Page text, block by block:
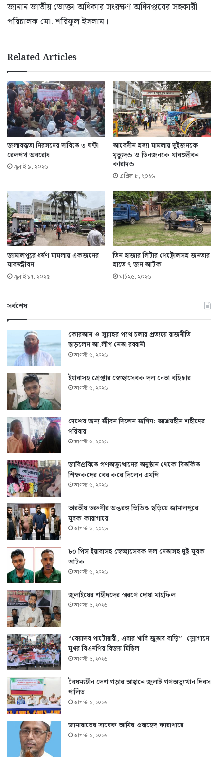
জানান জাতীয় ভোক্তা অধিকার সংরক্ষণ অধিদপ্তরের সহকারী
পরিচালক মো: শরিফুল ইসলাম।
Related Articles
জলাবদ্ধতা নিরসনের দাবিতে ৩ ঘন্টা
রেলপথ অবরোধ
জুলাই ৯, ২০২৬
আবেদীন হত্যা মামলায় দুইজনকে
মৃত্যুদন্ড ও তিনজনকে যাবজ্জীবন
কারাদন্ড
এপ্রিল ৮, ২০২৬
জামালপুরে ধর্ষণ মামলায় একজনের
যাবজ্জীবন
জুলাই ১৭, ২০২৫
তিন হাজার লিটার পেট্রোলসহ জনতার
হাতে ৭ জন আটক
মার্চ ২৫, ২০২৬
সর্বশেষ
কোরআন ও সুন্নাহর পথে চলার প্রত্যয়ে রাজনীতি
ছাড়লেন আ.লীগ নেতা রব্বানী
আগস্ট ৬, ২০২৬
ইয়াবাসহ গ্রেপ্তার স্বেচ্ছাসেবক দল নেতা বহিষ্কার
আগস্ট ৬, ২০২৬
দেশের জন্য জীবন দিলেন জসিম: আশ্রয়হীন শহীদের
পরিবার
আগস্ট ৬, ২০২৬
জাবিপ্রবিতে গণঅভ্যুত্থানের অনুষ্ঠান থেকে বিতর্কিত
শিক্ষকদের বের করে দিলেন এমপি
আগস্ট ৬, ২০২৬
ভারতীয় তরুণীর অন্তরঙ্গ ভিডিও ছড়িয়ে জামালপুরে
যুবক কারাগারে
আগস্ট ৬, ২০২৬
৮০ পিস ইয়াবাসহ স্বেচ্ছাসেবক দল নেতাসহ দুই যুবক
আটক
আগস্ট ৬, ২০২৬
জুলাইয়ের শহীদদের স্মরণে দোয়া মাহফিল
আগস্ট ৫, ২০২৬
“বেয়াদব পাটোয়ারী, এবার খাবি জুতার বাড়ি”- স্লোগানে
মুখর বিএনপির বিজয় মিছিল
আগস্ট ৫, ২০২৬
বৈষম্যহীন দেশ গড়ার আহ্বানে জুলাই গণঅভ্যুত্থান দিবস
পালিত
আগস্ট ৫, ২০২৬
জামায়াতের সাবেক আমির ওয়াহেদ কারাগারে
আগস্ট ৫, ২০২৬